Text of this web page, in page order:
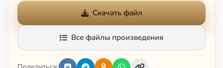
Скачать файл
Все файлы произведения